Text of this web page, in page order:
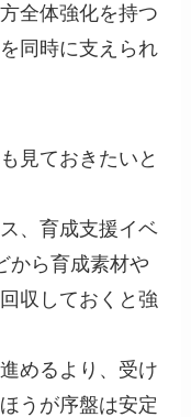
全体強化を持つ
同時に支えられ
見ておきたいと
、育成支援イベ
から育成素材や
収しておくと強
めるより、受け
うが序盤は安定